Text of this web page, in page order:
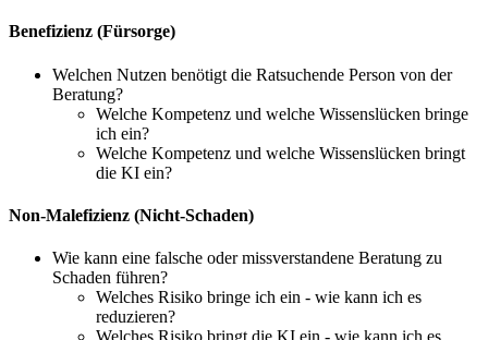
Benefizienz (Fürsorge)
Welchen Nutzen benötigt die Ratsuchende Person von der
Beratung?
Welche Kompetenz und welche Wissenslücken bringe
ich ein?
Welche Kompetenz und welche Wissenslücken bringt
die KI ein?
Non-Malefizienz (Nicht-Schaden)
Wie kann eine falsche oder missverstandene Beratung zu
Schaden führen?
Welches Risiko bringe ich ein - wie kann ich es
reduzieren?